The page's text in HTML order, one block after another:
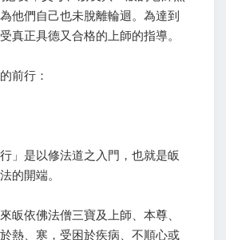
他們自己也未脫離輪迴。為達到
真正具德又合格的上師的指導。
前行：
」是以修法道之入門，也就是皈
的開端。
皈依佛法僧三寶及上師、本尊、
熱、寒，受困於疾病、不順心或